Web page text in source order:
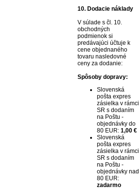
10. Dodacie náklady
V súlade s čl. 10.
obchodných
podmienok si
predávajúci účtuje k
cene objednaného
tovaru nasledovné
ceny za dodanie:
Spôsoby dopravy:
Slovenská
pošta expres
zásielka v rámci
SR s dodaním
na Poštu -
objednávky do
80 EUR: 1,00 €
Slovenská
pošta expres
zásielka v rámci
SR s dodaním
na Poštu -
objednávky nad
80 EUR:
zadarmo